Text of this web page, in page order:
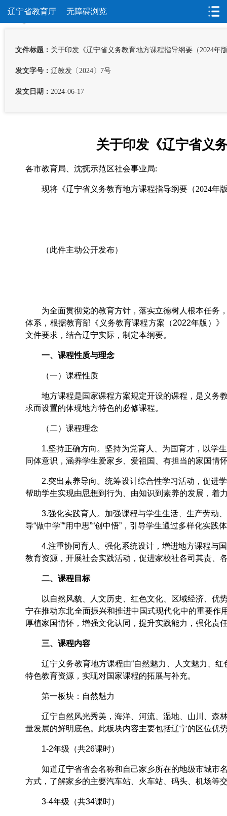
辽宁省教育厅 无障碍浏览
文件标题： 关于印发《辽宁省义务教育地方课程指导纲要（2024年
发文字号： 辽教发〔2024〕7号
发文日期： 2024-06-17
关于印发《辽宁省义
各市教育局、沈抚示范区社会事业局:
现将《辽宁省义务教育地方课程指导纲要（2024年
（此件主动公开发布）
为全面贯彻党的教育方针，落实立德树人根本任务，
体系，根据教育部《义务教育课程方案（2022年版）
文件要求，结合辽宁实际，制定本纲要。
一、课程性质与理念
（一）课程性质
地方课程是国家课程方案规定开设的课程，是义务教
求而设置的体现地方特色的必修课程。
（二）课程理念
1.坚持正确方向。坚持为党育人、为国育才，以学生
同体意识，涵养学生爱家乡、爱祖国、有担当的家国情
2.突出素养导向。统筹设计综合性学习活动，促进学
帮助学生实现由思想到行为、由知识到素养的发展，着
3.强化实践育人。加强课程与学生生活、生产劳动、
导“做中学”“用中思”“创中悟”，引导学生通过多样化实
4.注重协同育人。强化系统设计，增进地方课程与国
教育资源，开展社会实践活动，促进家校社各司其责、
二、课程目标
以自然风貌、人文历史、红色文化、区域经济、优势
宁在推动东北全面振兴和推进中国式现代化中的重要作
厚植家国情怀，增强文化认同，提升实践能力，强化责
三、课程内容
辽宁义务教育地方课程由“自然魅力、人文魅力、红
特色教育资源，实现对国家课程的拓展与补充。
第一板块：自然魅力
辽宁自然风光秀美，海洋、河流、湿地、山川、森林
量发展的鲜明底色。此板块内容主要包括辽宁的区位优
1-2年级（共26课时）
知道辽宁省省会名称和自己家乡所在的地级市城市名
方式，了解家乡的主要汽车站、火车站、码头、机场等
3-4年级（共34课时）